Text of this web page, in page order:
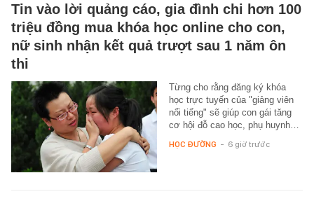
Tin vào lời quảng cáo, gia đình chi hơn 100
triệu đồng mua khóa học online cho con,
nữ sinh nhận kết quả trượt sau 1 năm ôn
thi
Từng cho rằng đăng ký khóa
học trực tuyến của "giảng viên
nổi tiếng" sẽ giúp con gái tăng
cơ hội đỗ cao học, phụ huynh…
HỌC ĐƯỜNG - 6 giờ trước